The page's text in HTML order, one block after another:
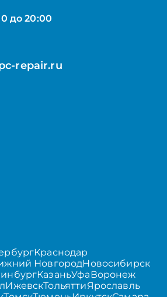
до 20:00
repair.ru
Краснодар
НовгородНовосибирск
КазаньУфаВоронеж
ИжевскТольяттиЯрославль